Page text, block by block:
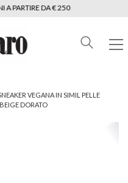
A PARTIRE DA € 250
VEGANA IN SIMIL PELLE
DORATO